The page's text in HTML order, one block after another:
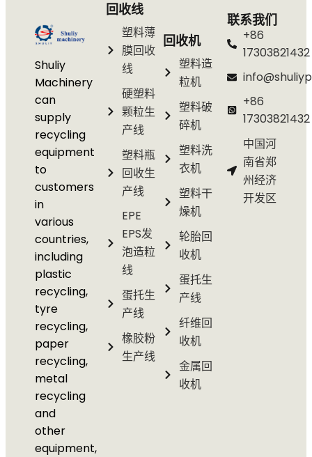
Shuliy
Machinery
can
supply
recycling
equipment
to
customers
in
various
countries,
including
plastic
recycling,
tyre
recycling,
paper
recycling,
metal
recycling
and
other
equipment,
回收线
塑料薄
膜回收
线
硬塑料
颗粒生
产线
塑料瓶
回收生
产线
EPE
EPS发
泡造粒
线
蛋托生
产线
橡胶粉
生产线
回收机
塑料造
粒机
塑料破
碎机
塑料洗
衣机
塑料干
燥机
轮胎回
收机
蛋托生
产线
纤维回
收机
金属回
收机
联系我们
+86
17303821432
+86
17303821432
中国河
南省郑
州经济
开发区